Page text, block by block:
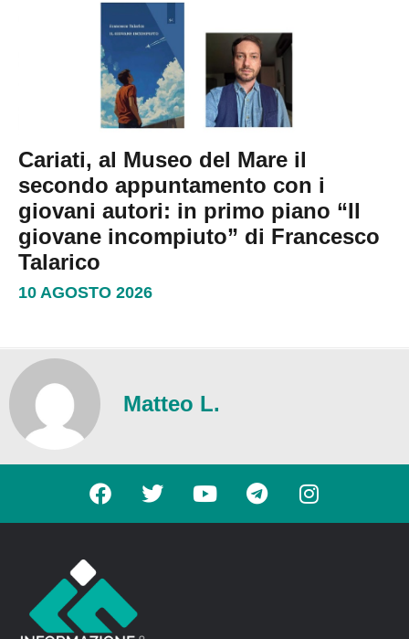
Cariati, al Museo del Mare il
secondo appuntamento con i
giovani autori: in primo piano “Il
giovane incompiuto” di Francesco
Talarico
10 AGOSTO 2026
Matteo L.